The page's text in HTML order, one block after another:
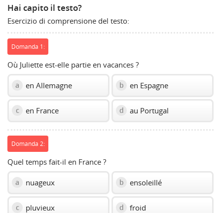
Hai capito il testo?
Esercizio di comprensione del testo:
Domanda 1:
Où Juliette est-elle partie en vacances ?
a en Allemagne b en Espagne
c en France d au Portugal
Domanda 2:
Quel temps fait-il en France ?
a nuageux b ensoleillé
c pluvieux d froid